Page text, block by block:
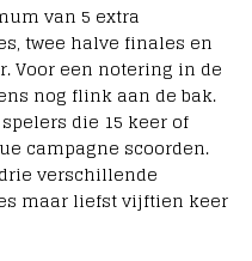
van 5 extra
twee halve finales en
Voor een notering in de
nog flink aan de bak.
die 15 keer of
campagne scoorden.
verschillende
maar liefst vijftien keer